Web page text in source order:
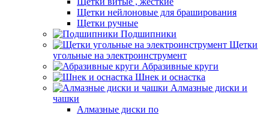
Щетки нейлоновые для браширования
Щетки ручные
Подшипники
Щетки
угольные на электроинструмент
Абразивные круги
Шнек и оснастка
Алмазные диски и
чашки
Алмазные диски по